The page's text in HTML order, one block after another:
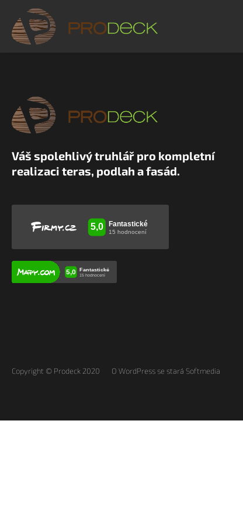
Váš spolehlivý truhlář pro kompletní
realizaci teras, podlah a fasád.
Copyright © Prodeck 2020 O WordPress se stará Softmedia